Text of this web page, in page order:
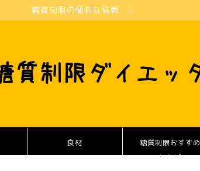
糖質制限の便利な情報
食材
糖質制限おすすめ
レシピ